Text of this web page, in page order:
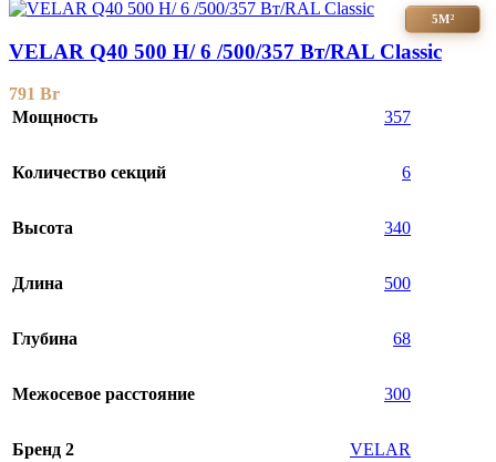
5М²
VELAR Q40 500 H/ 6 /500/357 Вт/RAL Classic
791 Br
Мощность
357
Количество секций 6
Высота 340
Длина 500
Глубина 68
Межосевое расстояние 300
Бренд 2 VELAR